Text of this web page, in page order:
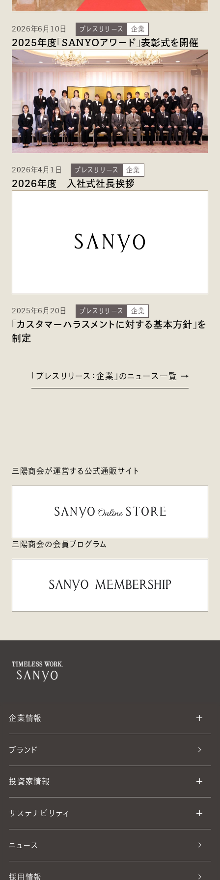
2026年6月10日 プレスリリース 企業
2025年度「SANYOアワード」表彰式を開催
2026年4月1日 プレスリリース 企業
2026年度 入社式社長挨拶
2025年6月20日 プレスリリース 企業
「カスタマーハラスメントに対する基本方針」を
制定
「プレスリリース：企業」のニュース一覧
三陽商会が運営する公式通販サイト
三陽商会の会員プログラム
企業情報
ブランド
投資家情報
サステナビリティ
ニュース
採用情報